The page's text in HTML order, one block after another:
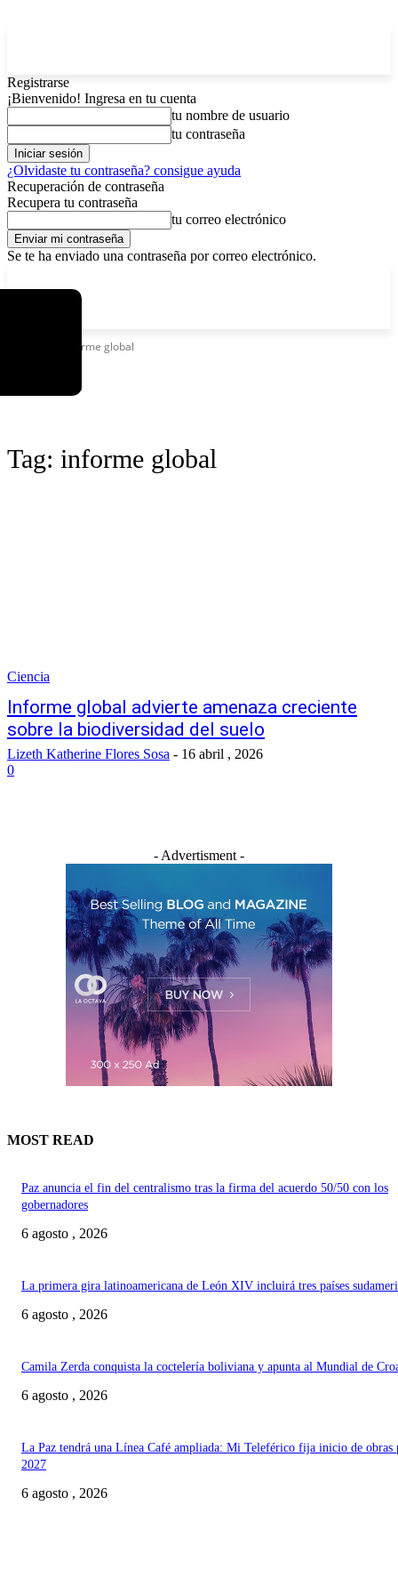
Registrarse
¡Bienvenido! Ingresa en tu cuenta
tu nombre de usuario
tu contraseña
¿Olvidaste tu contraseña? consigue ayuda
Recuperación de contraseña
Recupera tu contraseña
tu correo electrónico
Se te ha enviado una contraseña por correo electrónico.
Informe global
Tag: informe global
Ciencia
Informe global advierte amenaza creciente
sobre la biodiversidad del suelo
Lizeth Katherine Flores Sosa - 16 abril , 2026
0
- Advertisment -
MOST READ
Paz anuncia el fin del centralismo tras la firma del acuerdo 50/50 con los
gobernadores
6 agosto , 2026
La primera gira latinoamericana de León XIV incluirá tres países
6 agosto , 2026
Camila Zerda conquista la coctelería boliviana y apunta al Mundial de
6 agosto , 2026
La Paz tendrá una Línea Café ampliada: Mi Teleférico fija inicio de obras
2027
6 agosto , 2026